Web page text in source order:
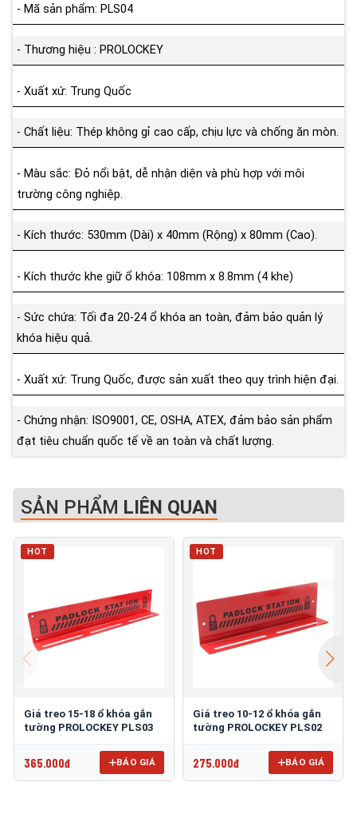
- Mã sản phẩm: PLS04
- Thương hiệu : PROLOCKEY
- Xuất xứ: Trung Quốc
- Chất liệu: Thép không gỉ cao cấp, chịu lực và chống ăn mòn.
- Màu sắc: Đỏ nổi bật, dễ nhận diện và phù hợp với môi
trường công nghiệp.
- Kích thước: 530mm (Dài) x 40mm (Rộng) x 80mm (Cao).
- Kích thước khe giữ ổ khóa: 108mm x 8.8mm (4 khe)
- Sức chứa: Tối đa 20-24 ổ khóa an toàn, đảm bảo quản lý
khóa hiệu quả.
- Xuất xứ: Trung Quốc, được sản xuất theo quy trình hiện đại.
- Chứng nhận: ISO9001, CE, OSHA, ATEX, đảm bảo sản phẩm
đạt tiêu chuẩn quốc tế về an toàn và chất lượng.
SẢN PHẨM LIÊN QUAN
HOT
Giá treo 15-18 ổ khóa gắn
tường PROLOCKEY PLS03
365.000đ BÁO GIÁ
HOT
Giá treo 10-12 ổ khóa gắn
tường PROLOCKEY PLS02
275.000đ BÁO GIÁ